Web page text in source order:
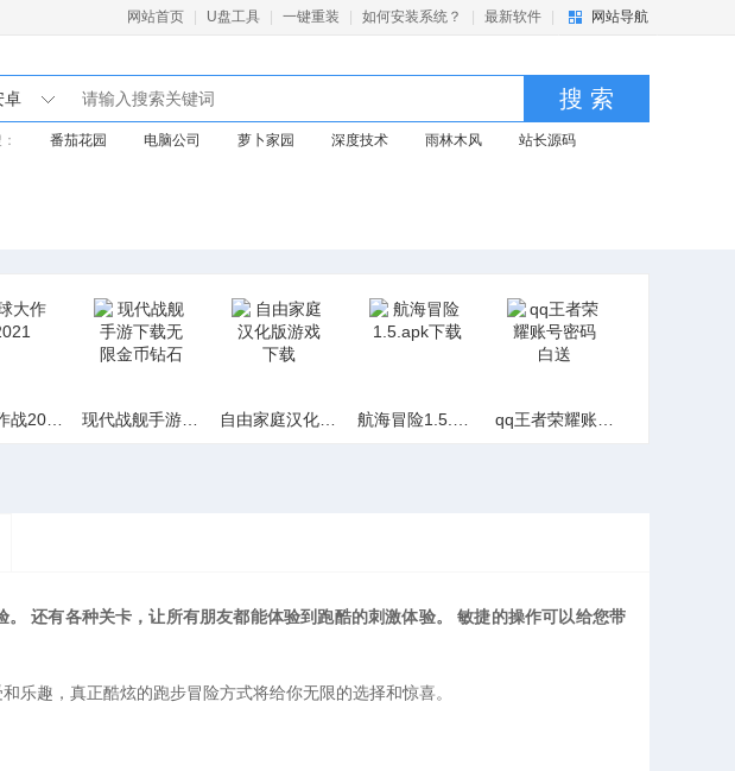
网站首页 U盘工具 一键重装 如何安装系统？ 最新软件 网站导航
卓 搜 索
番茄花园 电脑公司 萝卜家园 深度技术 雨林木风 站长源码
还有各种关卡，让所有朋友都能体验到跑酷的刺激体验。 敏捷的操作可以给您带
乐趣，真正酷炫的跑步冒险方式将给你无限的选择和惊喜。